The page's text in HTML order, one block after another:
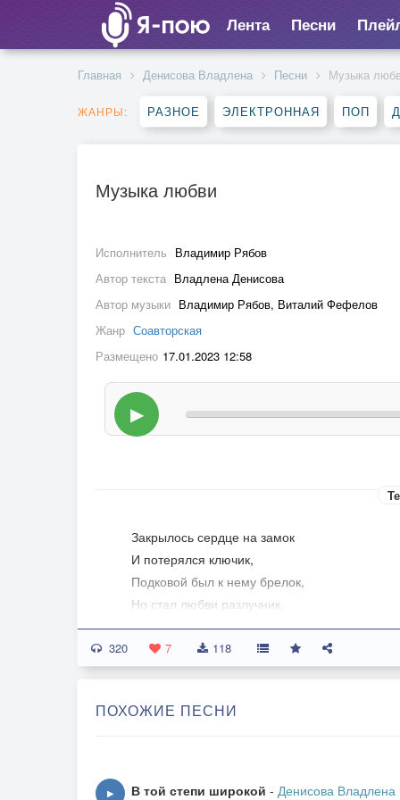
Лента Песни
Главная Денисова Владлена Песни Музыка
ЖАНРЫ: РАЗНОЕ ЭЛЕКТРОННАЯ ПОП
Музыка любви
Исполнитель Владимир Рябов
Автор текста Владлена Денисова
Автор музыки Владимир Рябов, Виталий Фефелов
Жанр Соавторская
Размещено 17.01.2023 12:58
▶
Закрылось сердце на замок
И потерялся ключик,
Подковой был к нему брелок,
Но стал любви разлучник.
Есть в этом мире два ключа
Скрипичный и басовый,
Откроют двери не стуча
В семь радуги цветов,
320 7 118
ПОХОЖИЕ ПЕСНИ
▶ В той степи широкой - Денисова Владлена